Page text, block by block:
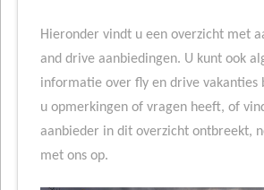
Hieronder vindt u een overzicht met
and drive aanbiedingen. U kunt ook
informatie over fly en drive vakanties
u opmerkingen of vragen heeft, of
aanbieder in dit overzicht ontbreekt,
met ons op.